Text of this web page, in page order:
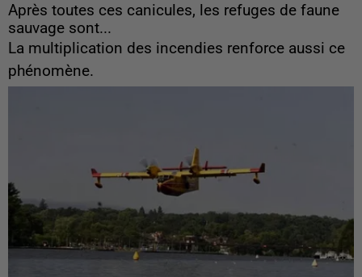
Après toutes ces canicules, les refuges de faune
sauvage sont...
La multiplication des incendies renforce aussi ce
phénomène.